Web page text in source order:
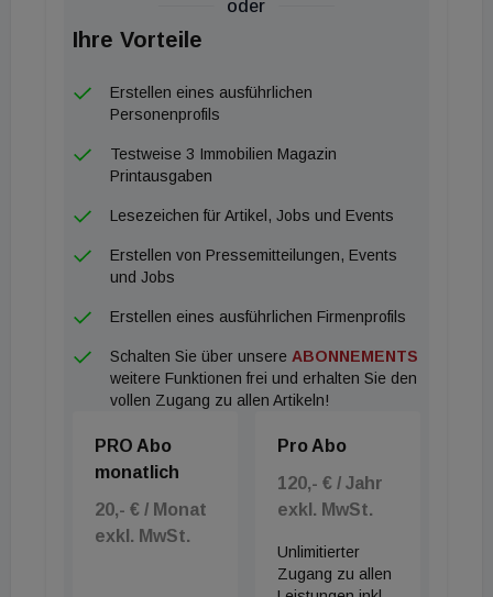
oder
Ihre Vorteile
Erstellen eines ausführlichen
Personenprofils
Testweise 3 Immobilien Magazin
Printausgaben
Lesezeichen für Artikel, Jobs und Events
Erstellen von Pressemitteilungen, Events
und Jobs
Erstellen eines ausführlichen Firmenprofils
Schalten Sie über unsere ABONNEMENTS
weitere Funktionen frei und erhalten Sie den
vollen Zugang zu allen Artikeln!
PRO Abo
monatlich
20,- € / Monat
exkl. MwSt.
Pro Abo
120,- € / Jahr
exkl. MwSt.
Unlimitierter
Zugang zu allen